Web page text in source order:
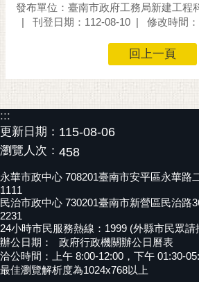
訂
閱
信
箱
English
日
本
語
隱
發布單位：臺南市政府工務局新建工程
刊登日期：112-08-10
修改時間
回上一頁
:::
更新日期： 115-08-06
瀏覽人次： 458
永華市政中心 708201臺南市安平區永華路
1111
民治市政中心 730201臺南市新營區民治路
2231
24小時市民服務熱線：1999 (外縣市民眾請
辦公日期：
政府行政機關辦公日曆表
洽公時間：上午 8:00-12:00，下午 01:30-
最佳瀏覽解析度為1024x768以上